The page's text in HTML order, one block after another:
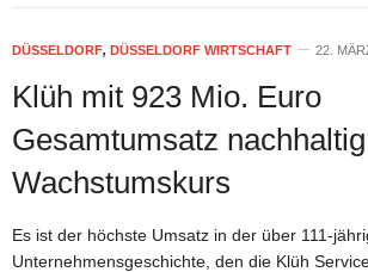
DÜSSELDORF, DÜSSELDORF WIRTSCHAFT 22.
Klüh mit 923 Mio. Euro
Gesamtumsatz
Wachstumskurs
Es ist der höchste Umsatz in der über 111-
Unternehmensgeschichte, den die Klüh